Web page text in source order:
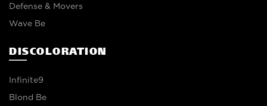
Defense & Movers
Wave Be
DISCOLORATION
Infinite9
Blond Be